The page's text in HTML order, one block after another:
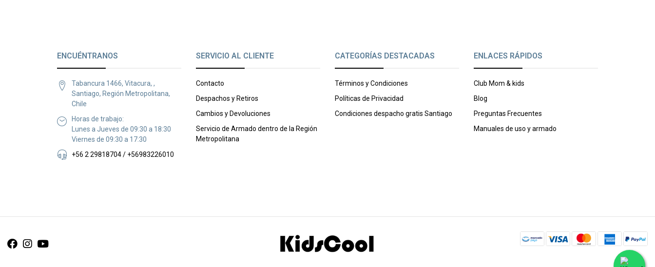
ENCUÉNTRANOS
Tabancura 1466, Vitacura, ,
Santiago, Región Metropolitana,
Chile
Horas de trabajo:
Lunes a Jueves de 09:30 a 18:30
Viernes de 09:30 a 17:30
+56 2 29818704 / +56983226010
SERVICIO AL CLIENTE
Contacto
Despachos y Retiros
Cambios y Devoluciones
Servicio de Armado dentro de la Región
Metropolitana
CATEGORÍAS DESTACADAS
Términos y Condiciones
Políticas de Privacidad
Condiciones despacho gratis Santiago
ENLACES RÁPIDOS
Club Mom & kids
Blog
Preguntas Frecuentes
Manuales de uso y armado